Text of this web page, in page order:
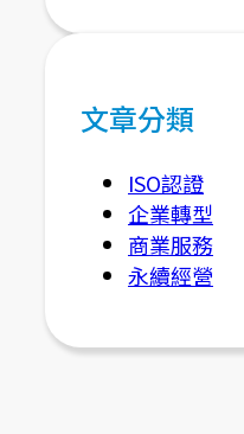
文章分類
ISO認證
企業轉型
商業服務
永續經營